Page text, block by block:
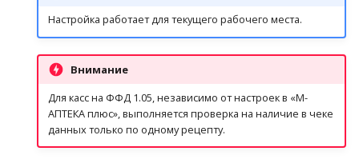
Настройка работает для текущего рабочего места.
Внимание
Для касс на ФФД 1.05, независимо от настроек в «М-
АПТЕКА плюс», выполняется проверка на наличие в чеке
данных только по одному рецепту.